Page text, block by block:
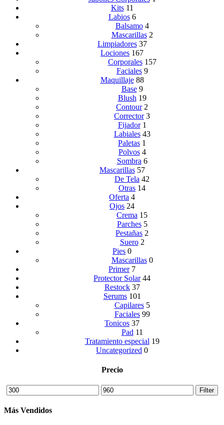
Kits 11
Labios 6
Balsamo 4
Mascarillas 2
Limpiadores 37
Lociones 167
Corporales 157
Faciales 9
Maquillaje 88
Base 9
Blush 19
Contour 2
Corrector 3
Fijador 1
Labiales 43
Paletas 1
Polvos 4
Sombra 6
Mascarillas 57
De Tela 42
Otras 14
Oferta 4
Ojos 24
Crema 15
Parches 5
Pestañas 2
Suero 2
Pies 0
Mascarillas 0
Primer 7
Protector Solar 44
Restock 37
Serums 101
Capilares 5
Faciales 99
Tonicos 37
Pad 11
Tratamiento especial 19
Uncategorized 0
Precio
Min
price
Max
price
Filter
Más Vendidos